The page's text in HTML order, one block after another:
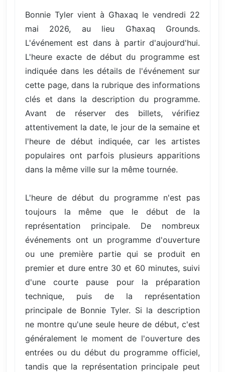
Bonnie Tyler vient à Għaxaq le vendredi 22
mai 2026, au lieu Għaxaq Grounds.
L'événement est dans à partir d'aujourd'hui.
L'heure exacte de début du programme est
indiquée dans les détails de l'événement sur
cette page, dans la rubrique des informations
clés et dans la description du programme.
Avant de réserver des billets, vérifiez
attentivement la date, le jour de la semaine et
l'heure de début indiquée, car les artistes
populaires ont parfois plusieurs apparitions
dans la même ville sur la même tournée.
L'heure de début du programme n'est pas
toujours la même que le début de la
représentation principale. De nombreux
événements ont un programme d'ouverture
ou une première partie qui se produit en
premier et dure entre 30 et 60 minutes, suivi
d'une courte pause pour la préparation
technique, puis de la représentation
principale de Bonnie Tyler. Si la description
ne montre qu'une seule heure de début, c'est
généralement le moment de l'ouverture des
entrées ou du début du programme officiel,
tandis que la représentation principale peut